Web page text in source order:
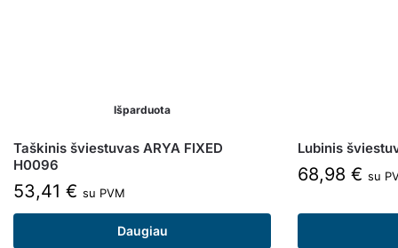
Išparduota
Taškinis šviestuvas ARYA FIXED
H0096
53,41 € su PVM
Daugiau
Lubinis
68,98 € su